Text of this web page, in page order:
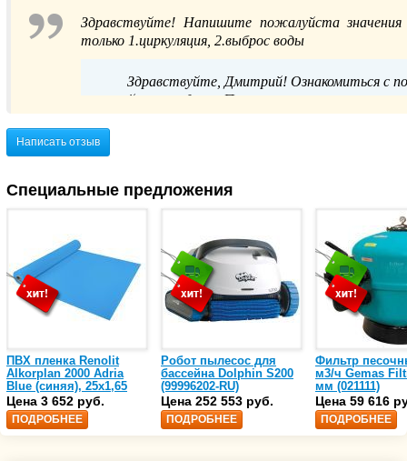
Здравствуйте! Напишите пожалуйста
только 1.циркуляция, 2.выброс воды
Здравствуйте, Дмитрий! Ознакомиться с
сайте в разделе «Полезные статьи», затем
останутся вопросы, вы можете задать их
Написать отзыв
Специальные предложения
ПВХ пленка Renolit
Alkorplan 2000 Adria
Blue (синяя), 25х1,65
(35216203)
Цена 3 652 руб.
ПОДРОБНЕЕ
Робот пылесос для
бассейна Dolphin S200
(99996202-RU)
Цена 252 553 руб.
ПОДРОБНЕЕ
Фильтр
м3/ч Gemas
мм (021111)
Цена 59 616
ПОДРОБНЕЕ